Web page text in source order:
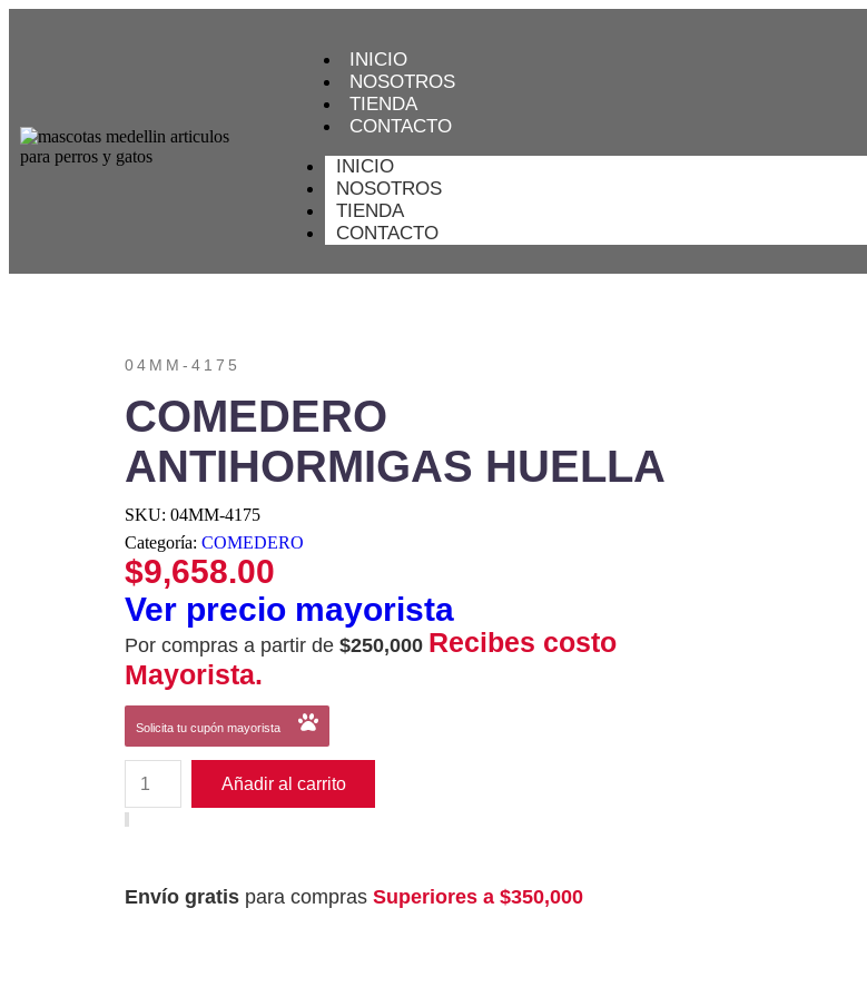
INICIO
NOSOTROS
TIENDA
CONTACTO
INICIO
NOSOTROS
TIENDA
CONTACTO
04MM-4175
COMEDERO
ANTIHORMIGAS HUELLA
SKU: 04MM-4175
Categoría: COMEDERO
$9,658.00
Ver precio mayorista
Por compras a partir de $250,000 Recibes costo
Mayorista.
Solicita tu cupón mayorista
Añadir al carrito
Envío gratis para compras Superiores a $350,000